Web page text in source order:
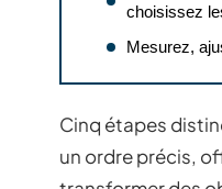
choisissez
Mesurez,
Cinq étapes
un ordre précis,